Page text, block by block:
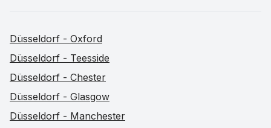
Düsseldorf - Oxford
Düsseldorf - Teesside
Düsseldorf - Chester
Düsseldorf - Glasgow
Düsseldorf - Manchester